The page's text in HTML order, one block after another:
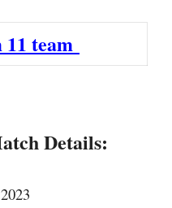
team
Details: